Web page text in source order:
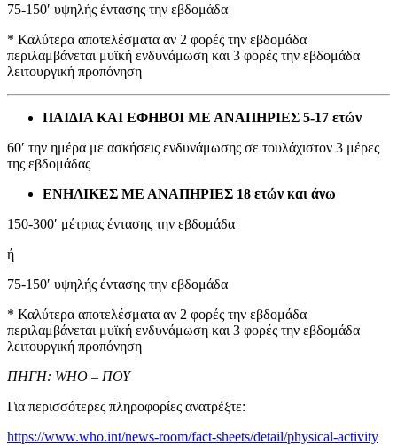
75-150′ υψηλής έντασης την εβδομάδα
* Καλύτερα αποτελέσματα αν 2 φορές την εβδομάδα
περιλαμβάνεται μυϊκή ενδυνάμωση και 3 φορές την εβδομάδα
λειτουργική προπόνηση
ΠΑΙΔΙΑ ΚΑΙ ΕΦΗΒΟΙ ΜΕ ΑΝΑΠΗΡΙΕΣ 5-17 ετών
60′ την ημέρα με ασκήσεις ενδυνάμωσης σε τουλάχιστον 3 μέρες
της εβδομάδας
ΕΝΗΛΙΚΕΣ ΜΕ ΑΝΑΠΗΡΙΕΣ 18 ετών και άνω
150-300′ μέτριας έντασης την εβδομάδα
ή
75-150′ υψηλής έντασης την εβδομάδα
* Καλύτερα αποτελέσματα αν 2 φορές την εβδομάδα
περιλαμβάνεται μυϊκή ενδυνάμωση και 3 φορές την εβδομάδα
λειτουργική προπόνηση
ΠΗΓΗ: WHO – ΠΟΥ
Για περισσότερες πληροφορίες ανατρέξτε:
https://www.who.int/news-room/fact-sheets/detail/physical-activity